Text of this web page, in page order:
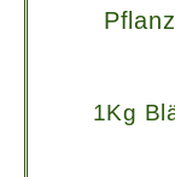
1Kg